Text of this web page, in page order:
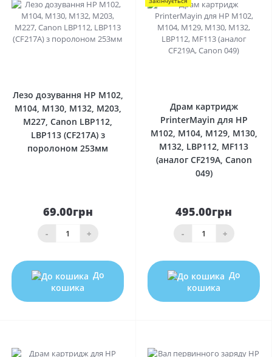
Лезо дозування HP M102,
M104, M130, M132, M203,
M227, Canon LBP112,
LBP113 (CF217A) з
поролоном 253мм
69.00грн
- +
До
кошика
Драм картридж
PrinterMayin для HP
M102, M104, M129, M130,
M132, LBP112, MF113
(аналог CF219A, Canon
049)
495.00грн
- +
До
кошика